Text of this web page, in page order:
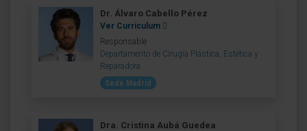
Dr. Álvaro Cabello Pérez
Ver Curriculum
Responsable
Departamento de Cirugía Plástica, Estética y
Reparadora
Sede Madrid
Dra. Cristina Aubá Guedea